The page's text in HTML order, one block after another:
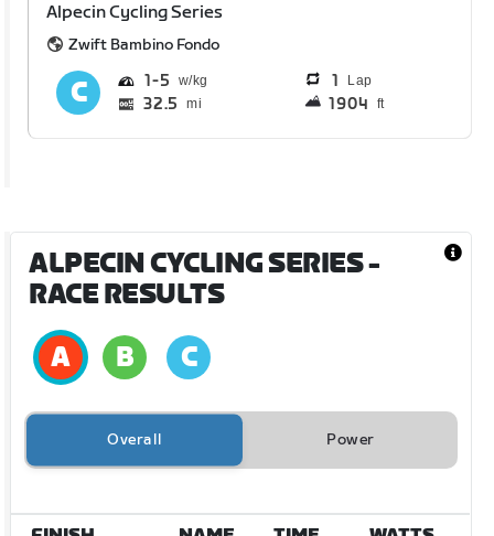
Alpecin Cycling Series
Zwift Bambino Fondo
1 5 1 Lap
32.5 mi 1904 ft
ALPECIN CYCLING SERIES-
RACE RESULTS
Overall Power